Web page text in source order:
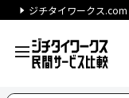
ジチタイワークス.com